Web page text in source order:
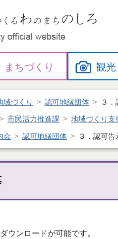
まちづくり 観
域づくり 認可地縁団体 ３
市民活力推進課 地域づくり支
会 認可地縁団体 ３．認可
ウンロードが可能です。